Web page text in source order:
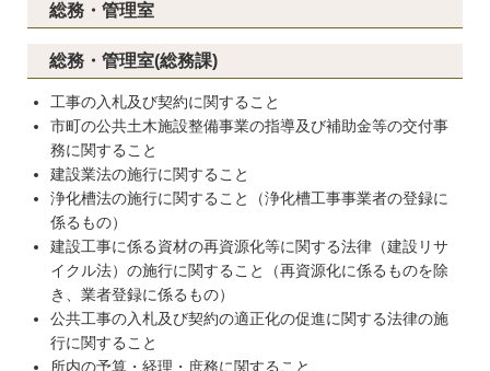
総務・管理室
総務・管理室(総務課)
工事の入札及び契約に関すること
市町の公共土木施設整備事業の指導及び補助金等の交付事
務に関すること
建設業法の施行に関すること
浄化槽法の施行に関すること（浄化槽工事事業者の登録に
係るもの）
建設工事に係る資材の再資源化等に関する法律（建設リサ
イクル法）の施行に関すること（再資源化に係るものを除
き、業者登録に係るもの）
公共工事の入札及び契約の適正化の促進に関する法律の施
行に関すること
所内の予算・経理・庶務に関すること